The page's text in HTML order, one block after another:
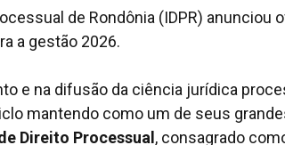
de Rondônia (IDPR) anunciou
a gestão 2026.
e na difusão da ciência jurídica
mantendo como um de seus
Direito Processual , consagrado